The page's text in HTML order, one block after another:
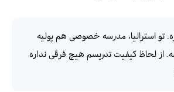
تو استرالیا، مدرسه خصوصی هم پولیه
از لحاظ کیفیت تدریسم هیچ فرقی نداره